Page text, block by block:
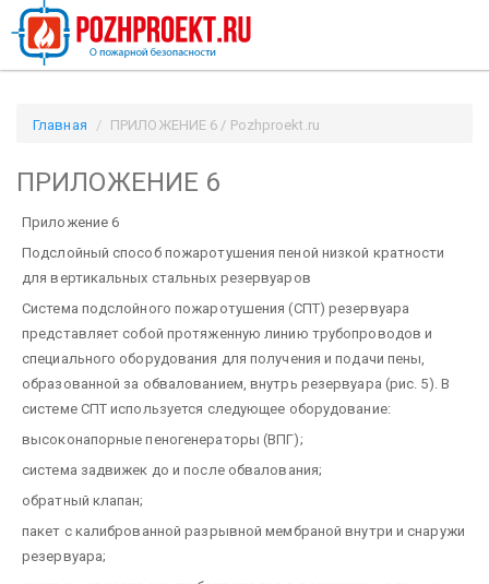
Главная ПРИЛОЖЕНИЕ 6 / Pozhproekt.ru
ПРИЛОЖЕНИЕ 6
Приложение 6
Подслойный способ пожаротушения пеной низкой кратности
для вертикальных стальных резервуаров
Система подслойного пожаротушения (СПТ) резервуара
представляет собой протяженную линию трубопроводов и
специального оборудования для получения и подачи пены,
образованной за обвалованием, внутрь резервуара (рис. 5). В
системе СПТ используется следующее оборудование:
высоконапорные пеногенераторы (ВПГ);
система задвижек до и после обвалования;
обратный клапан;
пакет с калиброванной разрывной мембраной внутри и снаружи
резервуара;